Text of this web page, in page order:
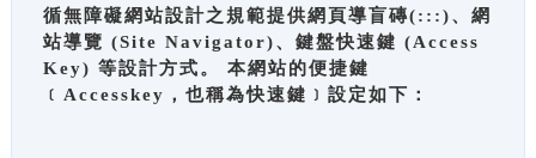
循無障礙網站設計之規範提供網頁導盲磚(:::)、網
站導覽 (Site Navigator)、鍵盤快速鍵 (Access
Key) 等設計方式。 本網站的便捷鍵
﹝Accesskey，也稱為快速鍵﹞設定如下：